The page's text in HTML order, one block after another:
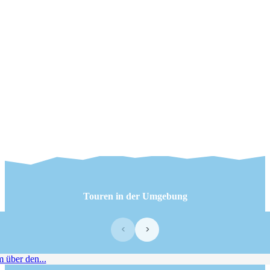
Touren in der Umgebung
‹ ›